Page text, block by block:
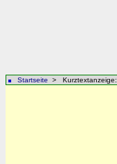
Startseite >